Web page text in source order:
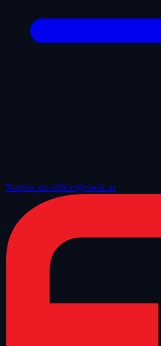
Napisz na office@snok.ai